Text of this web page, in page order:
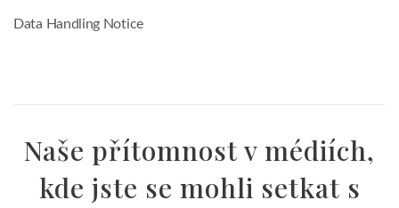
Data Handling Notice
Naše přítomnost v médiích,
kde jste se mohli setkat s